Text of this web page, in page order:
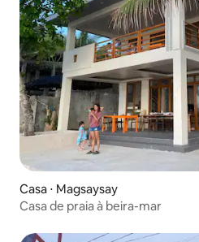
Casa ⋅ Magsaysay
Casa de praia à beira-mar